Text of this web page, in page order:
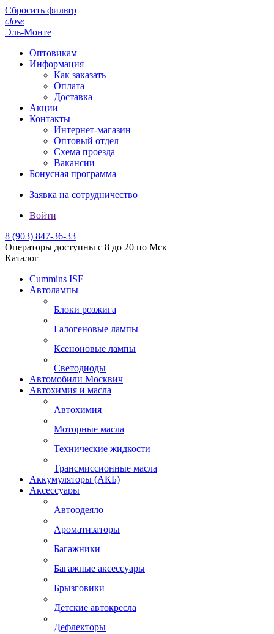
Сбросить фильтр
close
Эль-Монте
Оптовикам
Информация
Как заказать
Оплата
Доставка
Акции
Контакты
Интернет-магазин
Оптовый отдел
Схема проезда
Вакансии
Бонусная программа
Заявка на сотрудничество
Войти
8 (903) 847-36-33
Операторы доступны с 8 до 20 по Мск
Каталог
Cummins ISF
Автолампы
Блоки розжига
Галогеновые лампы
Ксеноновые лампы
Светодиоды
Автомобили Москвич
Автохимия и масла
Автохимия
Моторные масла
Технические жидкости
Трансмиссионные масла
Аккумуляторы (АКБ)
Аксессуары
Автоодеяло
Ароматизаторы
Багажники
Багажные аксессуары
Брызговики
Детские автокресла
Дефлекторы